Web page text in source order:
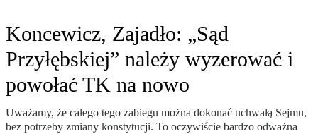
Koncewicz, Zajadło: „Sąd
Przyłębskiej” należy wyzerować i
powołać TK na nowo
Uważamy, że całego tego zabiegu można dokonać uchwałą Sejmu,
bez potrzeby zmiany konstytucji. To oczywiście bardzo odważna